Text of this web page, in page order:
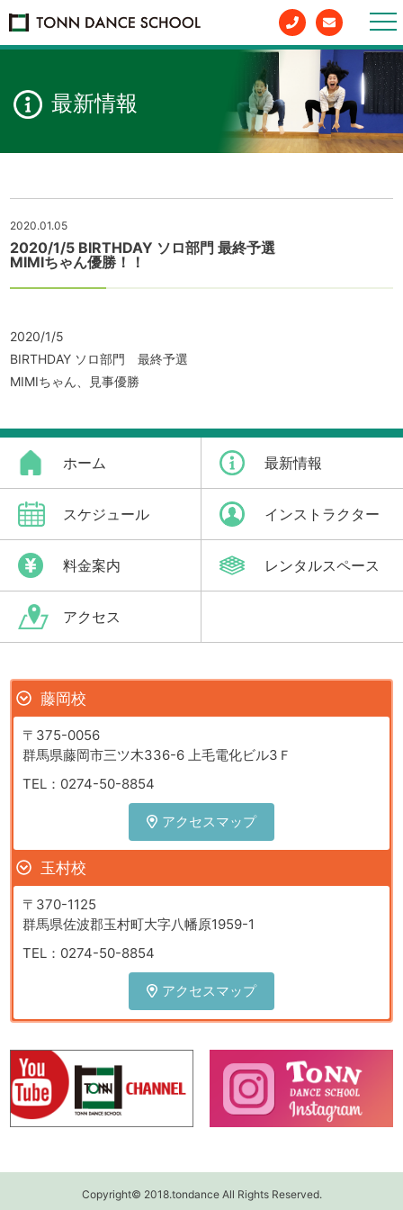
最新情報
2020.01.05
2020/1/5 BIRTHDAY ソロ部門 最終予選
MIMIちゃん優勝！！
2020/1/5
BIRTHDAY ソロ部門 最終予選
MIMIちゃん、見事優勝
ホーム 最新情報
スケジュール インストラクター
料金案内 レンタルスペース
アクセス
藤岡校
〒375-0056
群馬県藤岡市三ツ木336-6 上毛電化ビル3Ｆ
TEL：0274-50-8854
アクセスマップ
玉村校
〒370-1125
群馬県佐波郡玉村町大字八幡原1959-1
TEL：0274-50-8854
アクセスマップ
Copyright© 2018.tondance All Rights Reserved.